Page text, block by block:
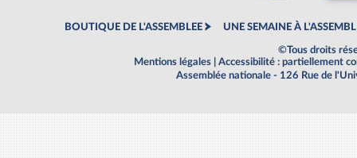
BOUTIQUE DE L'ASSEMBLEE UNE SEMAINE À
©Tous droits
Mentions légales
Accessibilité : partiellement
Assemblée nationale - 126 Rue de